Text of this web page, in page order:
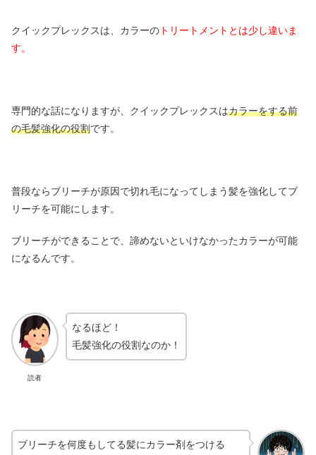
クイックプレックスは、カラーの トリートメントとは少し違いま
す。
専門的な話になりますが、クイックプレックスはカラーをする前
の毛髪強化の役割です。
普段ならブリーチが原因で切れ毛になってしまう髪を強化してブ
リーチを可能にします。
ブリーチができることで、諦めないといけなかったカラーが可能
になるんです。
読者
なるほど！
毛髪強化の役割なのか！
ブリーチを何度もしてる髪にカラー剤をつける